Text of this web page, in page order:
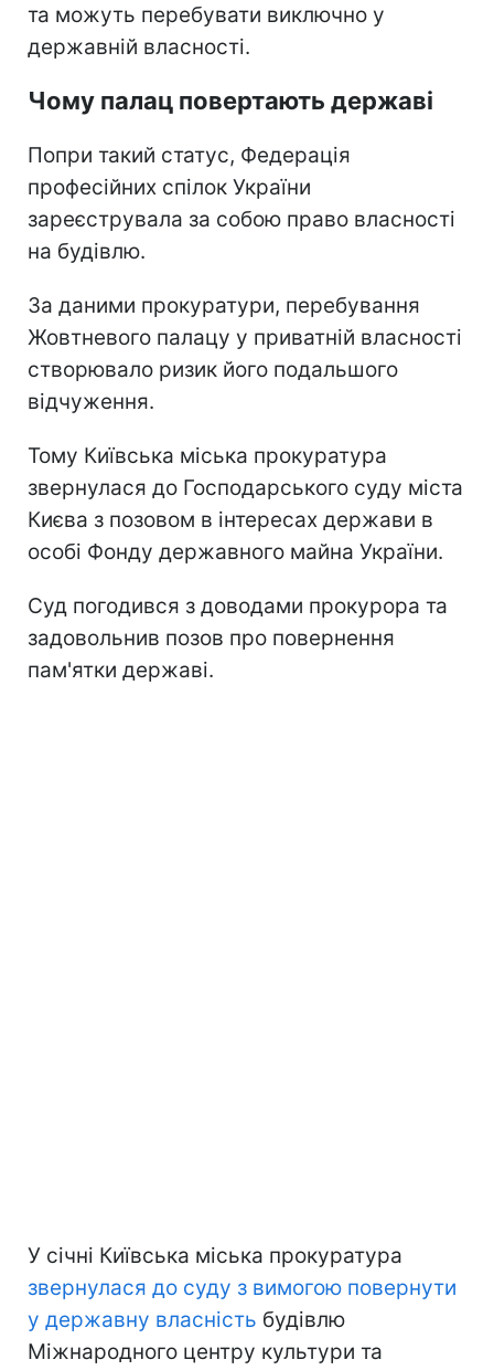
та можуть перебувати виключно у
державній власності.
Чому палац повертають державі
Попри такий статус, Федерація
професійних спілок України
зареєструвала за собою право власності
на будівлю.
За даними прокуратури, перебування
Жовтневого палацу у приватній власності
створювало ризик його подальшого
відчуження.
Тому Київська міська прокуратура
звернулася до Господарського суду міста
Києва з позовом в інтересах держави в
особі Фонду державного майна України.
Суд погодився з доводами прокурора та
задовольнив позов про повернення
пам'ятки державі.
У січні Київська міська прокуратура
звернулася до суду з вимогою повернути
у державну власність будівлю
Міжнародного центру культури та